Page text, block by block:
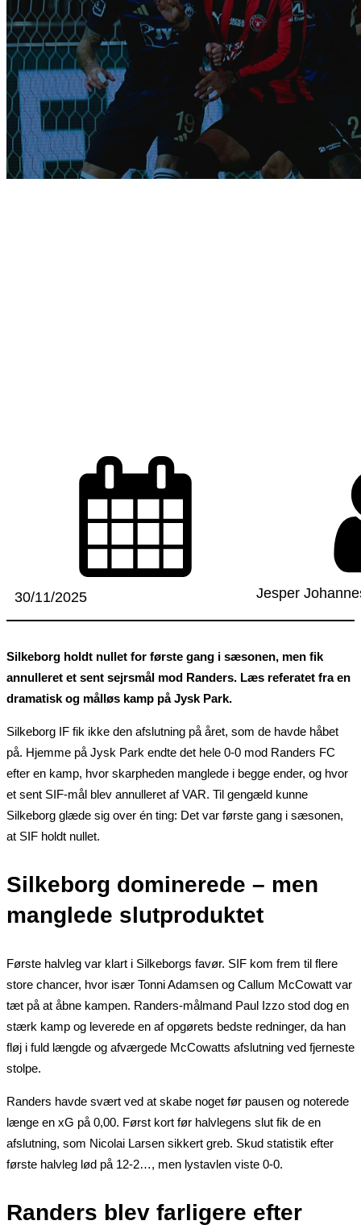
30/11/2025 Jesper
Silkeborg holdt nullet for første gang i sæsonen, men fik
annulleret et sent sejrsmål mod Randers. Læs referatet fra en
dramatisk og målløs kamp på Jysk Park.
Silkeborg IF fik ikke den afslutning på året, som de havde håbet
på. Hjemme på Jysk Park endte det hele 0-0 mod Randers FC
efter en kamp, hvor skarpheden manglede i begge ender, og hvor
et sent SIF-mål blev annulleret af VAR. Til gengæld kunne
Silkeborg glæde sig over én ting: Det var første gang i sæsonen,
at SIF holdt nullet.
Silkeborg dominerede – men
manglede slutproduktet
Første halvleg var klart i Silkeborgs favør. SIF kom frem til flere
store chancer, hvor især Tonni Adamsen og Callum McCowatt var
tæt på at åbne kampen. Randers-målmand Paul Izzo stod dog en
stærk kamp og leverede en af opgørets bedste redninger, da han
fløj i fuld længde og afværgede McCowatts afslutning ved fjerneste
stolpe.
Randers havde svært ved at skabe noget før pausen og noterede
længe en xG på 0,00. Først kort før halvlegens slut fik de en
afslutning, som Nicolai Larsen sikkert greb. Skud statistik efter
første halvleg lød på 12-2…, men lystavlen viste 0-0.
Randers blev farligere efter